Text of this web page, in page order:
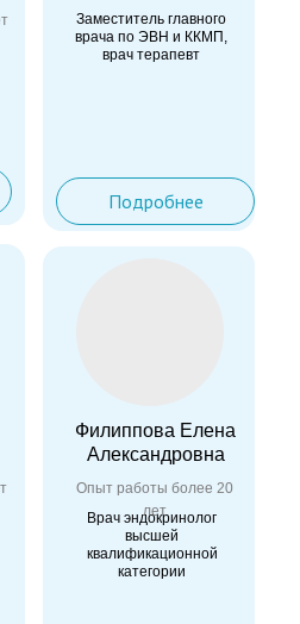
Подробнее
Заместитель главного
врача по ЭВН и ККМП,
врач терапевт
Врач эндокринолог
высшей
квалификационной
категории
Филиппова Елена
Александровна
Опыт работы более 20
лет